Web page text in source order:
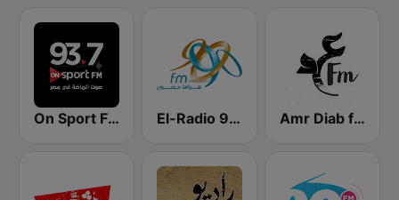
On Sport FM El-Radio‎ 9090 (الراديو٩٠٩٠) Amr Diab fm عمرو دياب